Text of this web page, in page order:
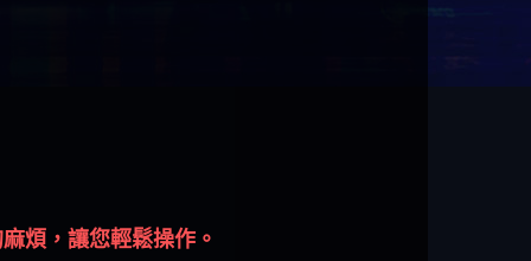
煩，讓您輕鬆操作。